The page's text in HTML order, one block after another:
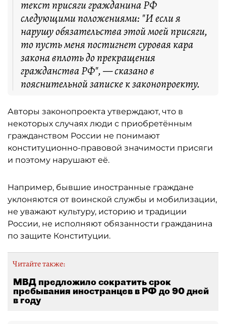
текст присяги гражданина РФ
следующими положениями: "И если я
нарушу обязательства этой моей присяги,
то пусть меня постигнет суровая кара
закона вплоть до прекращения
гражданства РФ", — сказано в
пояснительной записке к законопроекту.
Авторы законопроекта утверждают, что в
некоторых случаях люди с приобретённым
гражданством России не понимают
конституционно-правовой значимости присяги
и поэтому нарушают её.
Например, бывшие иностранные граждане
уклоняются от воинской службы и мобилизации,
не уважают культуру, историю и традиции
России, не исполняют обязанности гражданина
по защите Конституции.
Читайте также:
МВД предложило сократить срок
пребывания иностранцев в РФ до 90 дней
в году